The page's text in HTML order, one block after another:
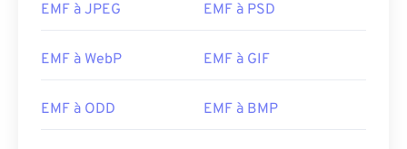
EMF à JPEG EMF à PSD
EMF à WebP EMF à GIF
EMF à ODD EMF à BMP